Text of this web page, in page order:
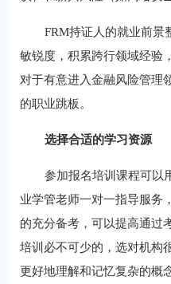
FRM持证人的就业前景
敏锐度，积累跨行领域经验
对于有意进入金融风险管理
的职业跳板。
选择合适的学习资源
参加报名培训课程可以
业学管老师一对一指导服务
的充分备考，可以提高通过
培训必不可少的，选对机构
更好地理解和记忆复杂的概